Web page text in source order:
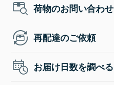
荷物のお問い合わせ
再配達のご依頼
お届け日数を調べる